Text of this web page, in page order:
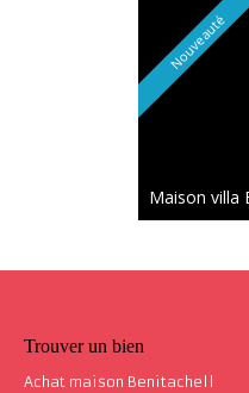
Nouveauté
Maison villa
Trouver un bien
Achat maison Benitachell